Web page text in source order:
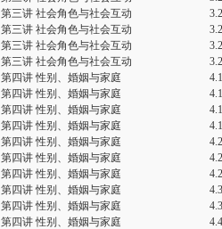
第三讲 社会角色与社会互动
第三讲 社会角色与社会互动
第三讲 社会角色与社会互动
第三讲 社会角色与社会互动
第四讲 性别、婚姻与家庭
第四讲 性别、婚姻与家庭
第四讲 性别、婚姻与家庭
第四讲 性别、婚姻与家庭
第四讲 性别、婚姻与家庭
第四讲 性别、婚姻与家庭
第四讲 性别、婚姻与家庭
第四讲 性别、婚姻与家庭
第四讲 性别、婚姻与家庭
第四讲 性别、婚姻与家庭